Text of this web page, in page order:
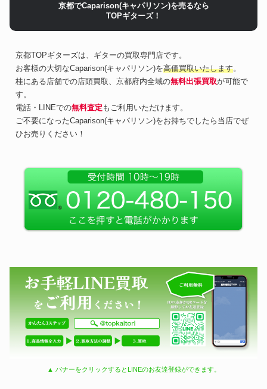
京都でCaparison(キャパリソン)を売るなら
TOPギターズ！
京都TOPギターズは、ギターの買取専門店です。
お客様の大切なCaparison(キャパリソン)を高価買取いたします。
桂にある店舗での店頭買取、京都府内全域の無料出張買取が可能で
す。
電話・LINEでの無料査定 もご利用いただけます。
ご不要になったCaparison(キャパリソン)をお持ちでしたら当店でぜ
ひお売りください！
▲ バナーをクリックするとLINEのお友達登録ができます。